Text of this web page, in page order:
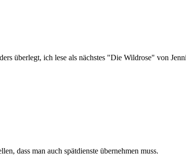
überlegt, ich lese als nächstes "Die Wildrose" von
dass man auch spätdienste übernehmen muss.